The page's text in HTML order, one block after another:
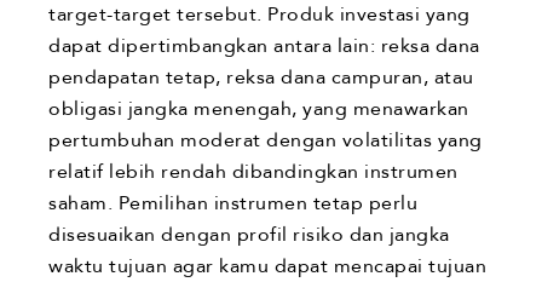
target-target tersebut. Produk investasi yang
dapat dipertimbangkan antara lain: reksa dana
pendapatan tetap, reksa dana campuran, atau
obligasi jangka menengah, yang menawarkan
pertumbuhan moderat dengan volatilitas yang
relatif lebih rendah dibandingkan instrumen
saham. Pemilihan instrumen tetap perlu
disesuaikan dengan profil risiko dan jangka
waktu tujuan agar kamu dapat mencapai tujuan